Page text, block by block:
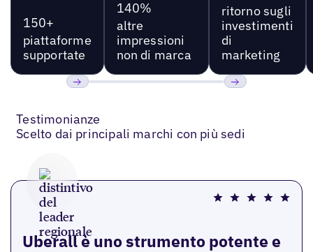
150+
piattaforme
supportate
140%
altre
impressioni
non di marca
ritorno sugli
investimenti
di
marketing
Testimonianze
Scelto dai principali marchi con più sedi
Uberall è uno strumento potente e